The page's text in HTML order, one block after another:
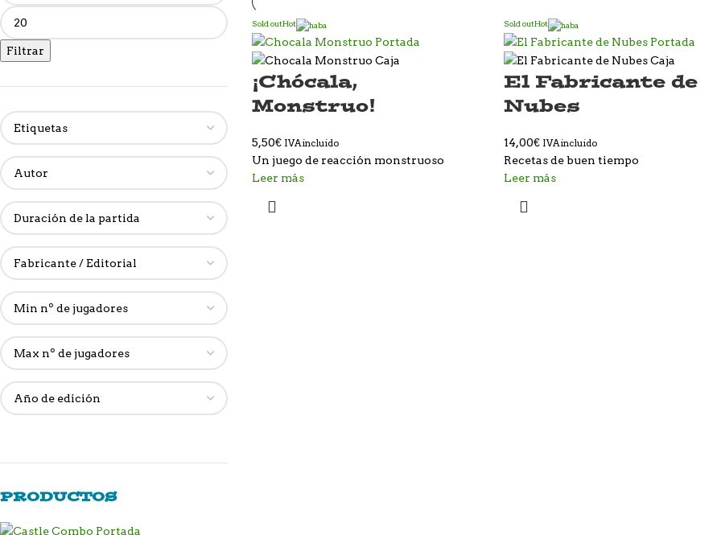
Filtrar
PRODUCTOS
Sold outHot
¡Chócala,
Monstruo!
5,50€ IVA incluido
Un juego de reacción monstruoso
Leer más
Sold outHot
El Fabricante de
Nubes
14,00€ IVA incluido
Recetas de buen tiempo
Leer más